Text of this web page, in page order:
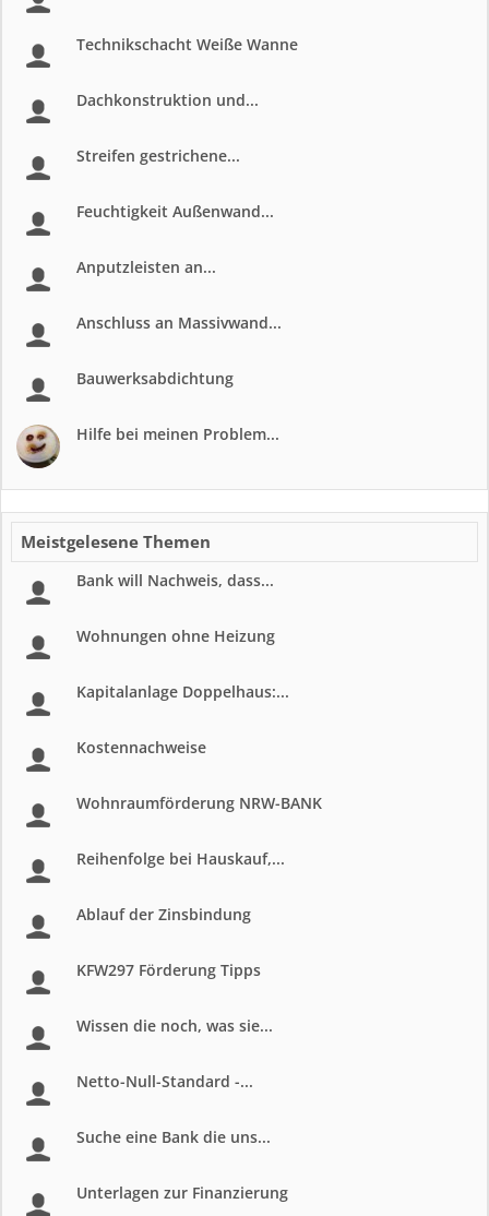
Technikschacht Weiße Wanne
Dachkonstruktion und...
Streifen gestrichene...
Feuchtigkeit Außenwand...
Anputzleisten an...
Anschluss an Massivwand...
Bauwerksabdichtung
Hilfe bei meinen Problem...
Meistgelesene Themen
Bank will Nachweis, dass...
Wohnungen ohne Heizung
Kapitalanlage Doppelhaus:...
Kostennachweise
Wohnraumförderung NRW-BANK
Reihenfolge bei Hauskauf,...
Ablauf der Zinsbindung
KFW297 Förderung Tipps
Wissen die noch, was sie...
Netto-Null-Standard -...
Suche eine Bank die uns...
Unterlagen zur Finanzierung